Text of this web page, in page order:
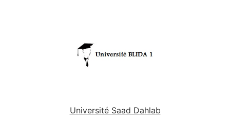
de l'institut des sciences et techniques
appliquées de l'université de Blida 1.
Université Saad Dahlab